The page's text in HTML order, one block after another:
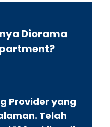
Diorama
Provider yang
Telah